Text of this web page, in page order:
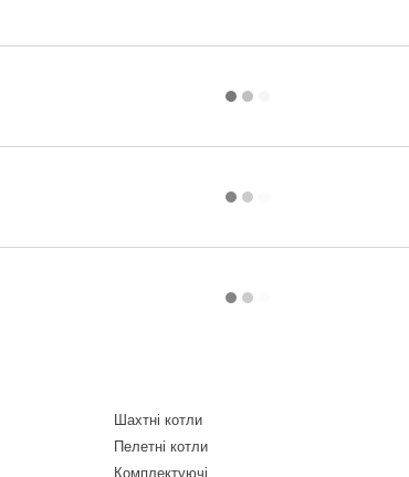
Шахтні котли
Пелетні котли
Комплектуючі